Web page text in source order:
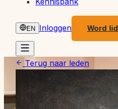
EN Inloggen Word lid
Terug naar leden